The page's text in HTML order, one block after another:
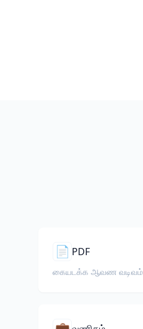
📄 PDF
கையடக்க ஆவண வடிவம்